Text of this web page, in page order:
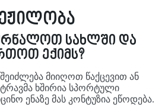
სახლში და
ექიმს?
მიიღოთ წაქცევით ან
ტრავმა ხშირია სპორტული
ენაზე მას კონტუზია ეწოდება.